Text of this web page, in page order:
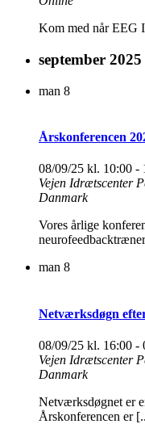
Kom med når EEG
september 2025
man 8
Årskonferencen
08/09/25 kl. 10:00 -
Vejen Idrætscenter
Danmark
Vores årlige
man 8
Netværksdøgn
08/09/25 kl. 16:00 -
Vejen Idrætscenter
Danmark
Netværksdøgnet er
Årskonferencen er